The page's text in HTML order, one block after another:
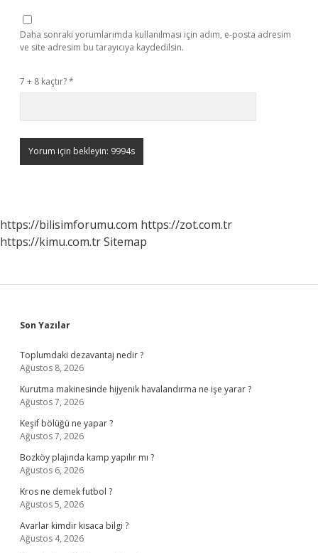
Daha sonraki yorumlarımda kullanılması için adım, e-posta adresim
ve site adresim bu tarayıcıya kaydedilsin.
7 + 8 kaçtır?*
https://bilisimforumu.com https://zot.com.tr
https://kimu.com.trSitemap
Sidebar
Son Yazılar
Toplumdaki dezavantaj nedir ?
Ağustos 8, 2026
Kurutma makinesinde hijyenik havalandırma ne işe yarar ?
Ağustos 7, 2026
Keşif bölüğü ne yapar ?
Ağustos 7, 2026
Bozköy plajında kamp yapılır mı ?
Ağustos 6, 2026
Kros ne demek futbol ?
Ağustos 5, 2026
Avarlar kimdir kısaca bilgi ?
Ağustos 4, 2026